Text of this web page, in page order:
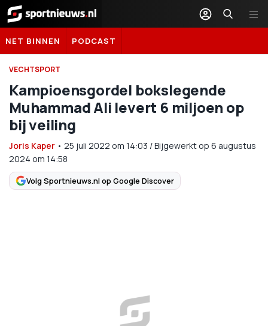
Sportnieuws.nl
NET BINNEN PODCAST
VECHTSPORT
Kampioensgordel bokslegende
Muhammad Ali levert 6 miljoen op
bij veiling
Joris Kaper • 25 juli 2022 om 14:03 /Bijgewerkt op 6 augustus
2024 om 14:58
Volg Sportnieuws.nl op Google Discover